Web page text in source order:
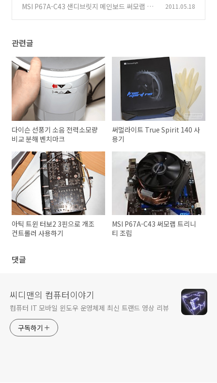
MSI P67A-C43 샌디브릿지 메인보드 써모랩 트
2011.05.18
관련글
다이슨 선풍기 소음 전력소모량
비교 분해 벤치마크
써멀라이트 True Spirit 140 사
용기
아틱 트윈 터보2 3핀으로 개조
컨트롤러 사용하기
MSI P67A-C43 써모랩 트리니
티 조립
댓글
씨디맨의 컴퓨터이야기
컴퓨터 IT 모바일 윈도우 운영체제 최신 트랜드 영상 리뷰
구독하기